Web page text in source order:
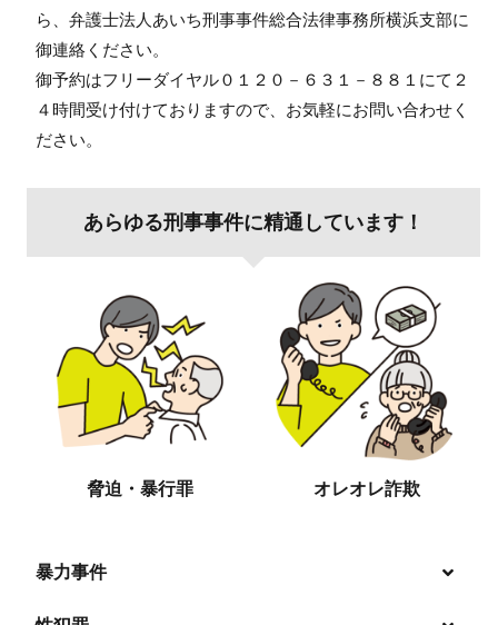
ら、弁護士法人あいち刑事事件総合法律事務所横浜支部に
御連絡ください。
御予約はフリーダイヤル０１２０－６３１－８８１にて２
４時間受け付けておりますので、お気軽にお問い合わせく
ださい。
あらゆる刑事事件に精通しています！
脅迫・暴行罪 オレオレ詐欺
暴力事件